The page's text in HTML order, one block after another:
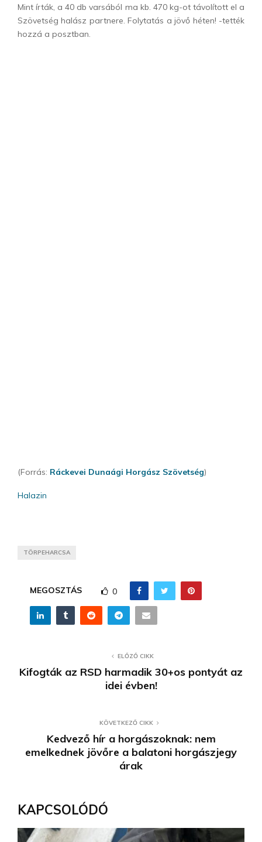
Mint írták, a 40 db varsából ma kb. 470 kg-ot távolított el a
Szövetség halász partnere. Folytatás a jövő héten! -tették
hozzá a posztban.
(Forrás: Ráckevei Dunaági Horgász Szövetség)
Halazin
TÖRPEHARCSA
MEGOSZTÁS 0
ELŐZŐ CIKK
Kifogták az RSD harmadik 30+os pontyát az
idei évben!
KÖVETKEZŐ CIKK
Kedvező hír a horgászoknak: nem
emelkednek jövőre a balatoni horgászjegy
árak
KAPCSOLÓDÓ